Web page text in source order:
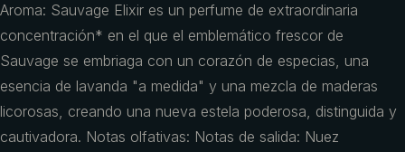
Aroma: Sauvage Elixir es un perfume de extraordinaria
concentración* en el que el emblemático frescor de
Sauvage se embriaga con un corazón de especias, una
esencia de lavanda "a medida" y una mezcla de maderas
licorosas, creando una nueva estela poderosa, distinguida y
cautivadora. Notas olfativas: Notas de salida: Nuez